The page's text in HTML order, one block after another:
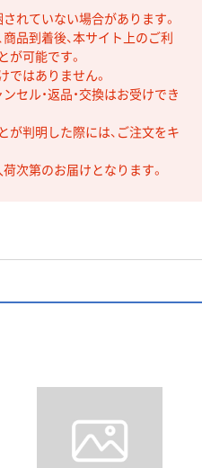
れていない場合があります。
品到着後、本サイト上のご利
が可能です。
はありません。
セル・返品・交換はお受けでき
判明した際には、ご注文をキ
次第のお届けとなります。